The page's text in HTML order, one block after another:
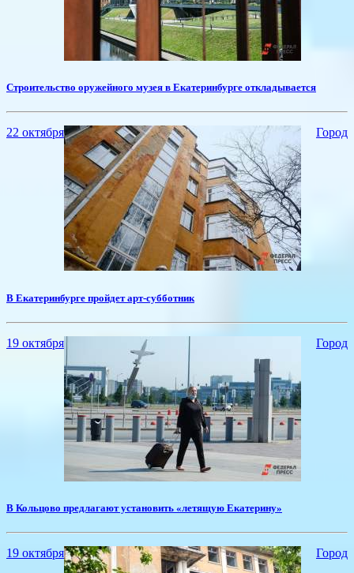
Строительство оружейного музея в Екатеринбурге откладывается
22 октября Город
В Екатеринбурге пройдет арт-субботник
19 октября Город
​В Кольцово предлагают установить «летящую Екатерину»
19 октября Город